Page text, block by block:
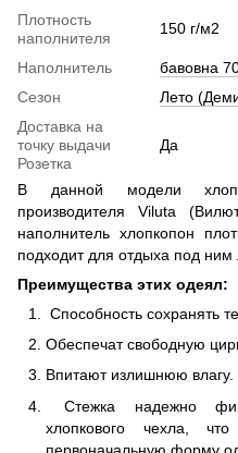
Плотность
наполнителя
150 г/м2
Наполнитель
бавовна
Сезон
Лето
Доставка на
точку выдачи
Розетка
Да
В данной модели
производителя Viluta
наполнитель хлопкопон
подходит для отдыха под ним
Преимущества этих одеял:
Способность сохранять
Обеспечат свободную
Впитают излишнюю влагу.
Стежка надежно
хлопкового чехла,
первоначальную форму